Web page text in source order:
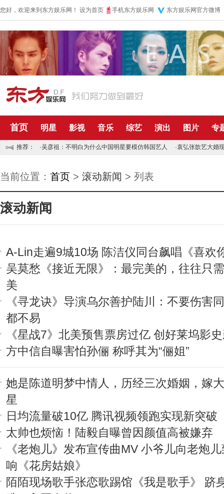
您好，欢迎来到东方娱乐网！ 设为首页 手机东方娱乐网 东方娱乐网官方微博
首页 明星 影视 音乐 综艺 演出 图片 专
推荐： ·吴彦祖：不明白为什么中国明星要模仿韩国艺人 ·袁弘张歆艺大婚
当前位置： 首页 > 滚动新闻 > 列表
滚动新闻
A-Lin走遍9城10场 陈洁仪同台飙唱《喜欢
吴莫愁《接近无限》：最完美的，往往只
美
《寻龙诀》导演乌尔善护陆川：不要伤害
都不易
《星战7》北美预售票房过亿 创好莱坞影
方中信自曝害怕孙俪 称呼其为“俪姐”
她是陈道明梦中情人，历经三次婚姻，嫁
星
日均流量破10亿 腾讯视频领跑实现新突破
太帅也烦恼！陆毅自曝曾因颜值高被嫌弃
《老炮儿》发布宣传曲MV 小爷儿向老炮
响《花房姑娘》
陌陌现场歌手张恋歌踢馆《我是歌手》 跻